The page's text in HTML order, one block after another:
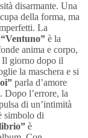
disarmante. Una
della forma, ma
La
“Ventuno” è la
anima e corpo,
Il giorno dopo il
la maschera e si
parla d’amore
Dopo l’errore, la
di un’intimità
simbolo di
è